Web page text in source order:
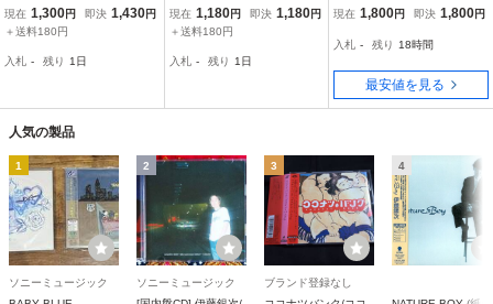
(CD) VSCD-1726
現在 1,300円 即決 1,430円
＋送料180円
入札 - 残り 1日
ゥ・パーソン/Person to P
erson」
現在 1,180円 即決 1,180円
＋送料180円
入札 - 残り 1日
ハイパー/ハイパー／HYP
定盤
現在 1,800円 即決 1,800円
入札 - 残り 18時間
最安値を見る
人気の製品
1
ソニーミュージック
2
ソニーミュージック
3
ブランド登録なし
4